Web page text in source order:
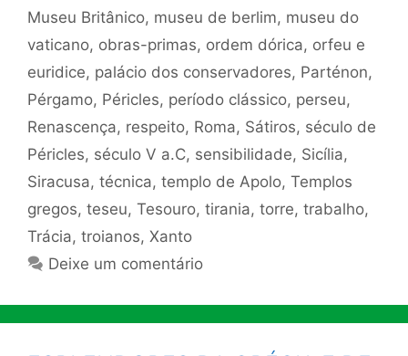
Museu Britânico, museu de berlim, museu do
vaticano, obras-primas, ordem dórica, orfeu e
euridice, palácio dos conservadores, Parténon,
Pérgamo, Péricles, período clássico, perseu,
Renascença, respeito, Roma, Sátiros, século de
Péricles, século V a.C, sensibilidade, Sicília,
Siracusa, técnica, templo de Apolo, Templos
gregos, teseu, Tesouro, tirania, torre, trabalho,
Trácia, troianos, Xanto
Deixe um comentário